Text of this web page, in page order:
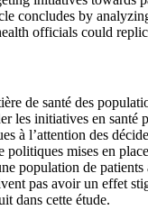
concludes by
officials could
de santé des
initiatives en
à l’attention des
mises en
population de
pas avoir un effet
dans cette étude.